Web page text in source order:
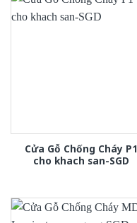
Cửa Gỗ Chống Cháy P1
cho khach san-SGD